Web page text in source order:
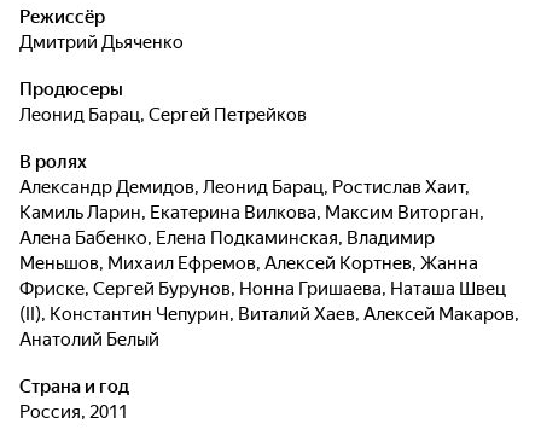
Режиссёр
Дмитрий Дьяченко
Продюсеры
Леонид Барац, Сергей Петрейков
В ролях
Александр Демидов, Леонид Барац, Ростислав Хаит,
Камиль Ларин, Екатерина Вилкова, Максим Виторган,
Алена Бабенко, Елена Подкаминская, Владимир
Меньшов, Михаил Ефремов, Алексей Кортнев, Жанна
Фриске, Сергей Бурунов, Нонна Гришаева, Наташа Швец
(II), Константин Чепурин, Виталий Хаев, Алексей Макаров,
Анатолий Белый
Страна и год
Россия, 2011